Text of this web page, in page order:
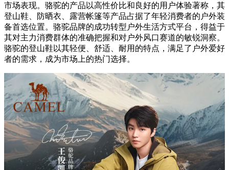
市场表现。骆驼的产品以高性价比和良好的用户体验著称，其
登山鞋、防晒衣、露营帐篷等产品占据了年轻消费者的户外装
备首选位置。骆驼品牌的成功转型户外生活方式平台，得益于
其对主力消费群体的准确把握和对户外风口赛道的敏锐洞察。
骆驼的登山鞋以其轻便、舒适、耐用的特点，满足了户外爱好
者的需求，成为市场上的热门选择。